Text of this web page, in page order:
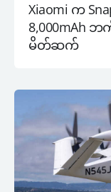
Xiaomi က
8,000mAh
မိတ်ဆက်